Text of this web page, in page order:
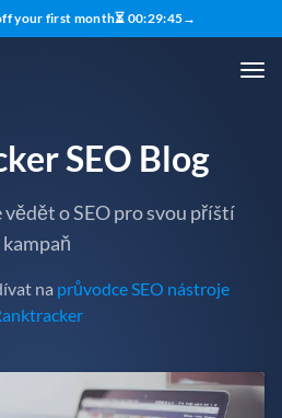
your first month⏳ 00:29:43→
SEO Blog
o SEO pro svou příští
kampaň
na průvodce SEO nástroje